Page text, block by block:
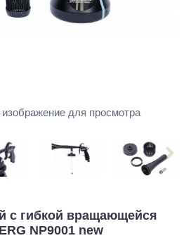
для просмотра
с гибкой вращающейся
NP9001 new